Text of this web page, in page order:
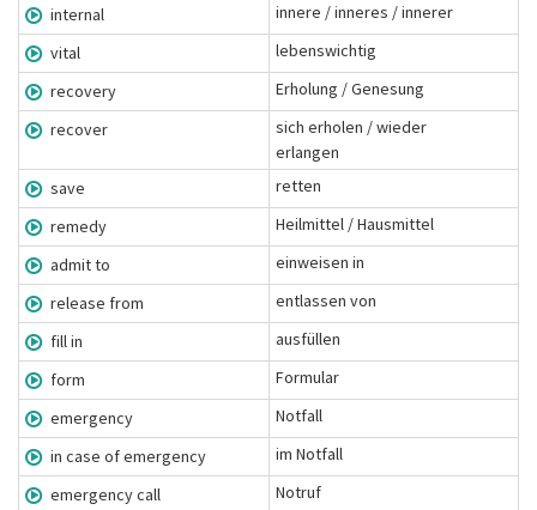
internal
innere / inneres / innerer
vital
lebenswichtig
recovery
Erholung / Genesung
recover
sich erholen / wieder
erlangen
save
retten
remedy
Heilmittel / Hausmittel
admit to
einweisen in
release from
entlassen von
fill in
ausfüllen
form
Formular
emergency
Notfall
in case of emergency
im Notfall
emergency call
Notruf